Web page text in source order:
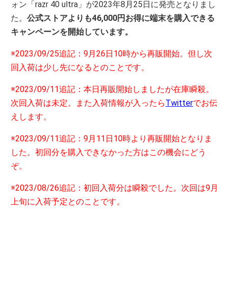
ォン「razr 40 ultra」が2023年8月25日に発売となりまし
た。公式ストアよりも46,000円お得に端末を購入できる
キャンペーンを開始しています。
※2023/09/25追記：9月26日10時から再販開始。但し次
回入荷は少し先になるとのことです。
※2023/09/11追記：本日再販開始しましたが在庫瞬殺。
次回入荷は未定。また入荷情報が入ったらTwitterでお伝
えします。
※2023/09/11追記：9月11日10時より再販開始となりま
した。初回分を購入できなかった方はこの機会にどう
ぞ。
※2023/08/26追記：初回入荷分は瞬殺でした。次回は9月
上旬に入荷予定とのことです。